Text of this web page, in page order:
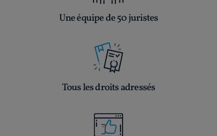
Une équipe de 50 juristes
Tous les droits adressés